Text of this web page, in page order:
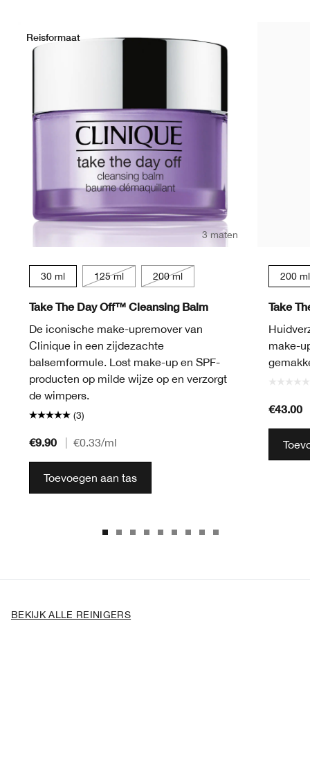
Reisformaat
3 maten
30 ml 125 ml 200 ml
Take The Day Off™ Cleansing Balm
De iconische make-upremover van
Clinique in een zijdezachte
balsemformule. Lost make-up en SPF-
producten op milde wijze op en verzorgt
de wimpers.
(3)
€9.90 €0.33/ml
Toevoegen aan tas
200 ml
Take
make-
€43.00
BEKIJK ALLE REINIGERS